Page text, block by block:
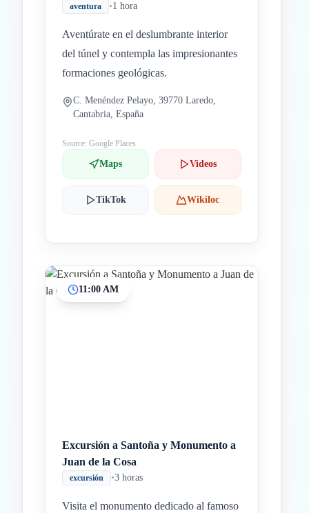
aventura •1 hora
Aventúrate en el deslumbrante interior
del túnel y contempla las impresionantes
formaciones geológicas.
C. Menéndez Pelayo, 39770 Laredo,
Cantabria, España
Source: Google Places
Maps Videos
TikTok Wikiloc
11:00 AM
Excursión a Santoña y Monumento a
Juan de la Cosa
excursión •3 horas
Visita el monumento dedicado al famoso